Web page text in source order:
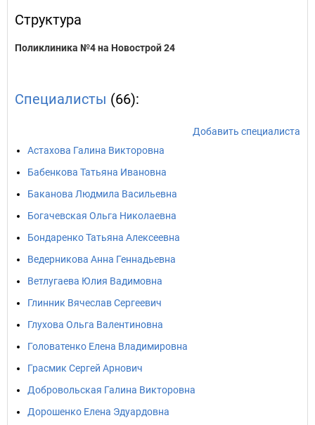
Структура
Поликлиника №4 на Новострой 24
Специалисты (66):
Добавить специалиста
Астахова Галина Викторовна
Бабенкова Татьяна Ивановна
Баканова Людмила Васильевна
Богачевская Ольга Николаевна
Бондаренко Татьяна Алексеевна
Ведерникова Анна Геннадьевна
Ветлугаева Юлия Вадимовна
Глинник Вячеслав Сергеевич
Глухова Ольга Валентиновна
Головатенко Елена Владимировна
Грасмик Сергей Арнович
Добровольская Галина Викторовна
Дорошенко Елена Эдуардовна